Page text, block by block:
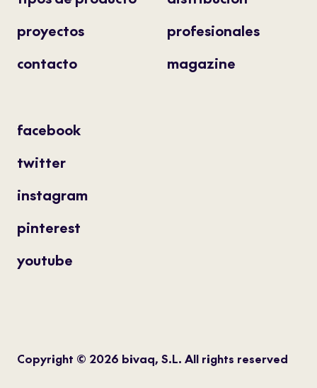
proyectos
contacto
profesionales
magazine
facebook
twitter
instagram
pinterest
youtube
Copyright © 2026 bivaq, S.L. All rights reserved